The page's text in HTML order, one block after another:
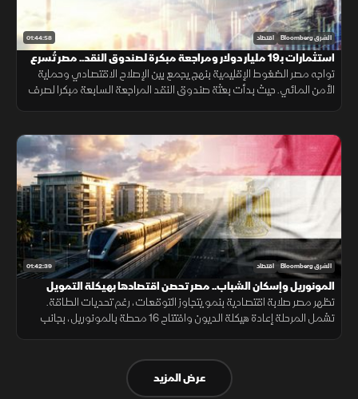
01:44:58 الشرق Bloomberg اقتصاد
استثمارات بـ19 مليار دولار ومراجعة مبكرة لصندوق النقد.. مصر تُسرع
الإصلاح
تواجه مصر الضغوط الإقليمية بنهج يجمع بين الإصلاح الاقتصادي وحماية
الأمن المائي. حيث بدأت بعثة صندوق النقد المراجعة السابعة مبكرا لصرف
01:42:39 الشرق Bloomberg اقتصاد
المونوريل وإسكان الشباب.. مصر تحصن اقتصادها بهيكلة التمويل
تظهر مصر صلابة اقتصادية بنمو يتجاوز التوقعات، رغم تحديات الطاقة.
تشمل المرحلة إعادة هيكلة الديون وافتتاح 16 محطة بالمونوريل، بجانب
عرض المزيد